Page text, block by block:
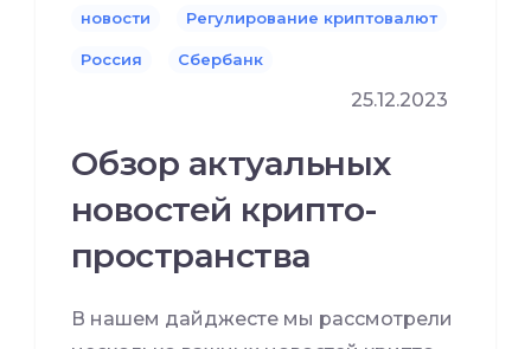
новости Регулирование криптовалют
Россия Сбербанк
25.12.2023
Обзор актуальных
новостей крипто-
пространства
В нашем дайджесте мы рассмотрели